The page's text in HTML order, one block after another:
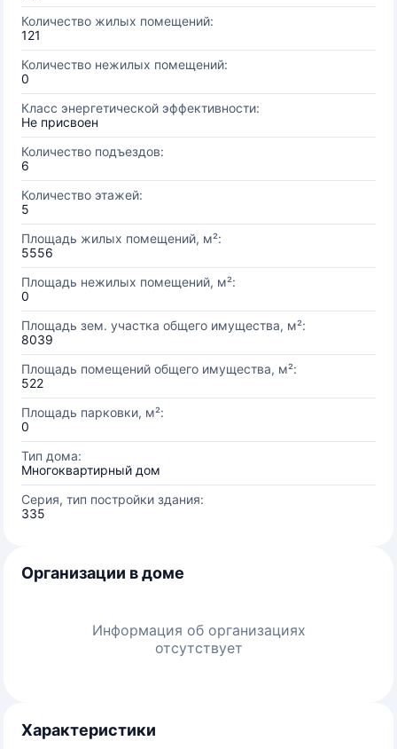
Количество жилых помещений:
121
Количество нежилых помещений:
0
Класс энергетической эффективности:
Не присвоен
Количество подъездов:
6
Количество этажей:
5
Площадь жилых помещений, м²:
5556
Площадь нежилых помещений, м²:
0
Площадь зем. участка общего имущества, м²:
8039
Площадь помещений общего имущества, м²:
522
Площадь парковки, м²:
0
Тип дома:
Многоквартирный дом
Серия, тип постройки здания:
335
Организации в доме
Информация об организациях
отсутствует
Характеристики